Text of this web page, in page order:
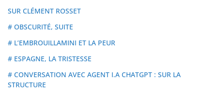
SUR CLÉMENT ROSSET
# OBSCURITÉ, SUITE
# L’EMBROUILLAMINI ET LA PEUR
# ESPAGNE, LA TRISTESSE
# CONVERSATION AVEC AGENT I.A CHATGPT : SUR LA
STRUCTURE